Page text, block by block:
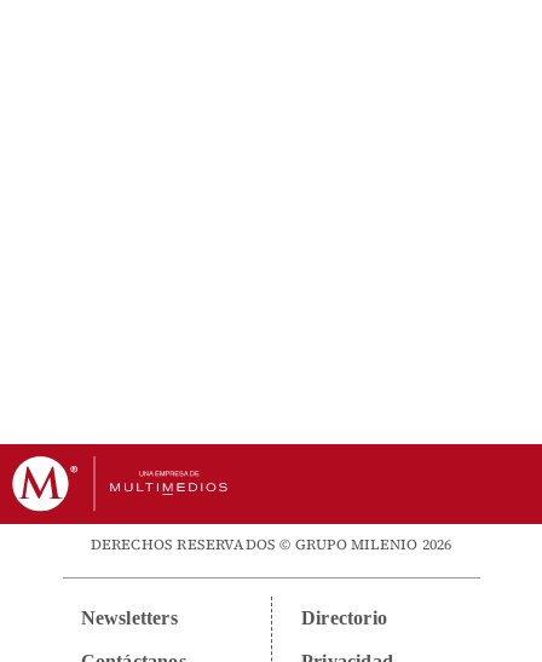
DERECHOS RESERVADOS © GRUPO MILENIO 2026
Newsletters Directorio